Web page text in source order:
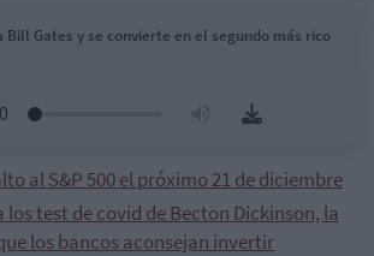
Bill Gates y se convierte en el segundo más rico
al S&P 500 el próximo 21 de diciembre
los test de covid de Becton Dickinson, la
los bancos aconsejan invertir